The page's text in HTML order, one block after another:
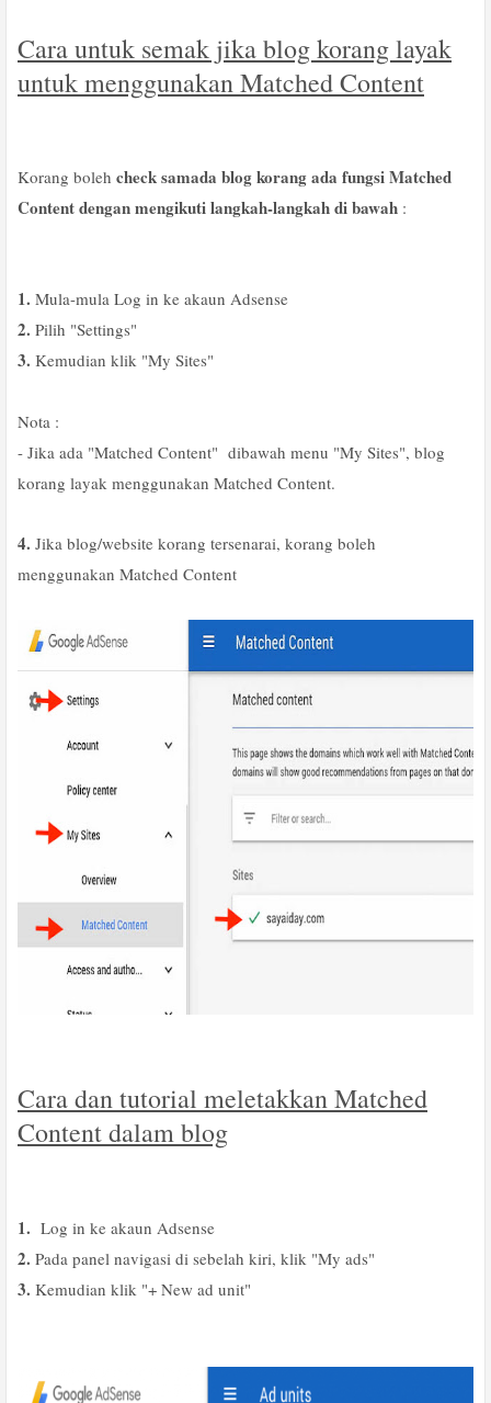
Cara untuk semak jika blog korang layak
untuk menggunakan Matched Content
Korang boleh check samada blog korang ada fungsi Matched
Content dengan mengikuti langkah-langkah di bawah :
1. Mula-mula Log in ke akaun Adsense
2. Pilih "Settings"
3. Kemudian klik "My Sites"
Nota :
- Jika ada "Matched Content" dibawah menu "My Sites", blog
korang layak menggunakan Matched Content.
4. Jika blog/website korang tersenarai, korang boleh
menggunakan Matched Content
Cara dan tutorial meletakkan Matched
Content dalam blog
1. Log in ke akaun Adsense
2. Pada panel navigasi di sebelah kiri, klik "My ads"
3. Kemudian klik "+ New ad unit"